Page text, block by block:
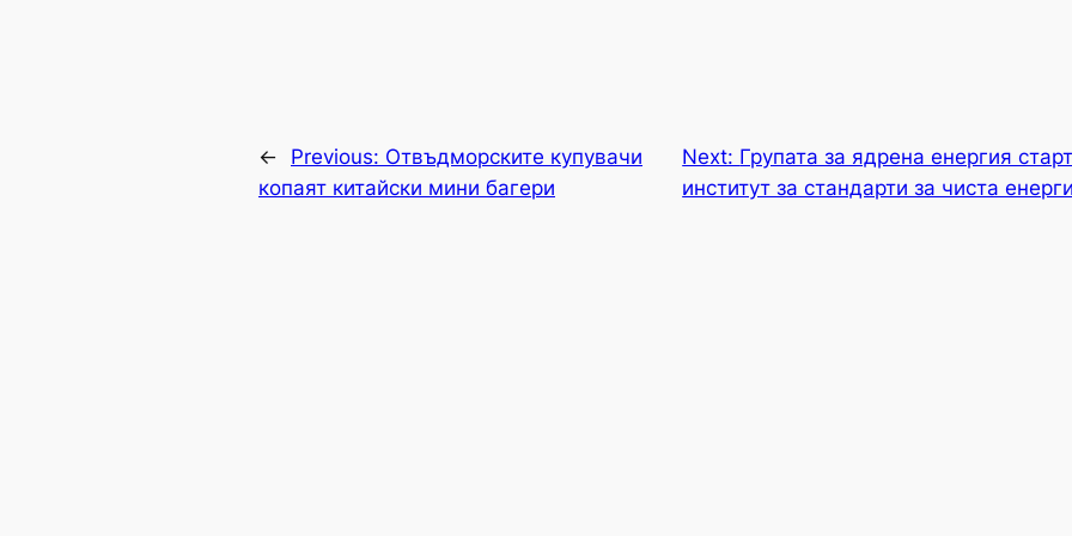
← Previous: Отвъдморските купувачи
копаят китайски мини багери
Next: Групата за ядрена енергия
институт за стандарти за чиста